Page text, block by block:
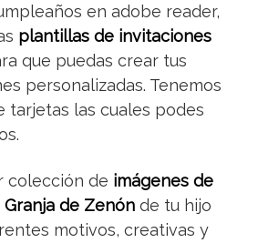
en adobe reader,
plantillas de invitaciones
que puedas crear tus
personalizadas. Tenemos
tarjetas las cuales podes
colección de imágenes de
de Zenón de tu hijo
motivos, creativas y